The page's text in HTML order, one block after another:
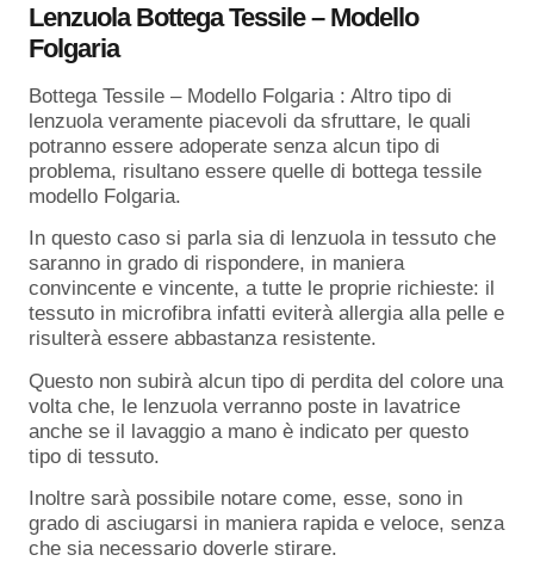
Lenzuola Bottega Tessile – Modello
Folgaria
Bottega Tessile – Modello Folgaria : Altro tipo di
lenzuola veramente piacevoli da sfruttare, le quali
potranno essere adoperate senza alcun tipo di
problema, risultano essere quelle di bottega tessile
modello Folgaria.
In questo caso si parla sia di lenzuola in tessuto che
saranno in grado di rispondere, in maniera
convincente e vincente, a tutte le proprie richieste: il
tessuto in microfibra infatti eviterà allergia alla pelle e
risulterà essere abbastanza resistente.
Questo non subirà alcun tipo di perdita del colore una
volta che, le lenzuola verranno poste in lavatrice
anche se il lavaggio a mano è indicato per questo
tipo di tessuto.
Inoltre sarà possibile notare come, esse, sono in
grado di asciugarsi in maniera rapida e veloce, senza
che sia necessario doverle stirare.